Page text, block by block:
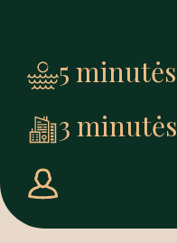
3 minutės
5 minutės